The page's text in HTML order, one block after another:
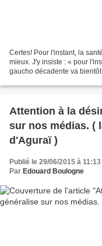
Certes! Pour l'instant, la
mieux. J'y insiste : « pour
gaucho décadente va
Attention à la
sur nos médias. (
d'Aguraï )
Publié le 29/06/2015 à 11:13
Par Edouard Boulogne